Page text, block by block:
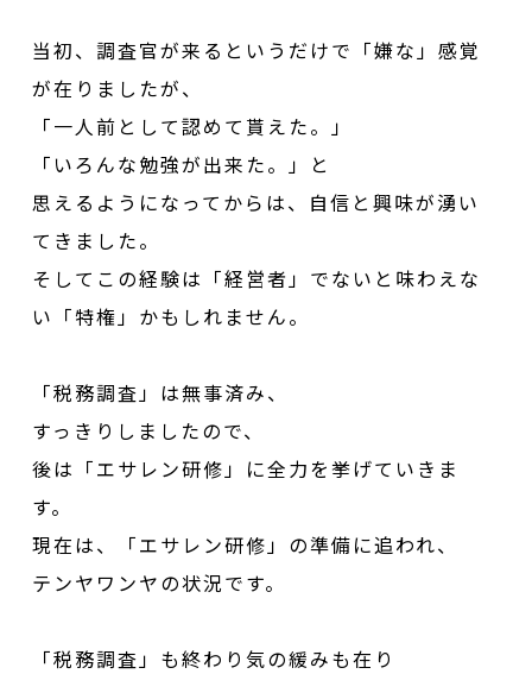
当初、調査官が来るというだけで「嫌な」感覚
が在りましたが、
「一人前として認めて貰えた。」
「いろんな勉強が出来た。」と
思えるようになってからは、自信と興味が湧い
てきました。
そしてこの経験は「経営者」でないと味わえな
い「特権」かもしれません。
「税務調査」は無事済み、
すっきりしましたので、
後は「エサレン研修」に全力を挙げていきま
す。
現在は、「エサレン研修」の準備に追われ、
テンヤワンヤの状況です。
「税務調査」も終わり気の緩みも在り